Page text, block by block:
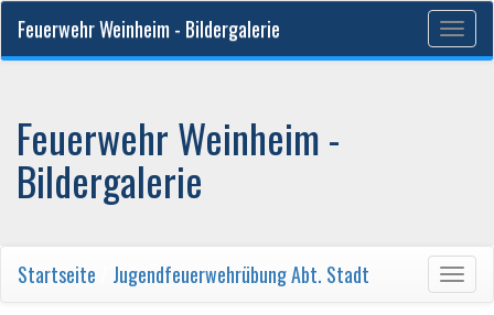
Feuerwehr Weinheim - Bildergalerie
Feuerwehr Weinheim -
Bildergalerie
Startseite Jugendfeuerwehrübung Abt. Stadt